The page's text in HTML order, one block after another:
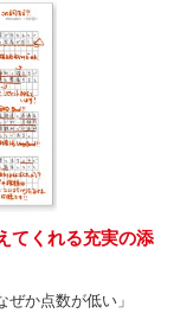
てくれる充実の添
ぜか点数が低い」